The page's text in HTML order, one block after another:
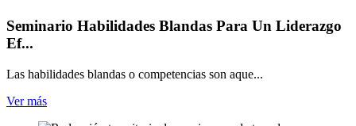
Seminario Habilidades Blandas Para Un Liderazgo
Ef...
Las habilidades blandas o competencias son aque...
Ver más